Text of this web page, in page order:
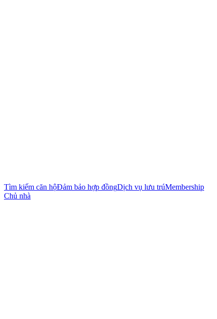
Tìm kiếm căn hộĐảm bảo hợp đồngDịch vụ lưu trúMembership
Chủ nhà